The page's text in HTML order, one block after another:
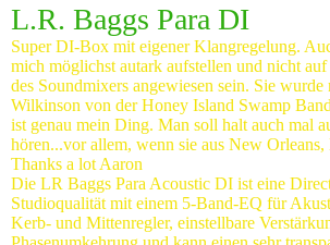
L.R. Baggs Para DI
Super DI-Box mit eigener Klangregelung.
mich möglichst autark aufstellen und nicht
des Soundmixers angewiesen sein. Sie
Wilkinson von der Honey Island Swamp
ist genau mein Ding. Man soll halt auch mal
hören...vor allem, wenn sie aus New
Thanks a lot Aaron
Die LR Baggs Para Acoustic DI ist eine
Studioqualität mit einem 5-Band-EQ für
Kerb- und Mittenregler, einstellbare